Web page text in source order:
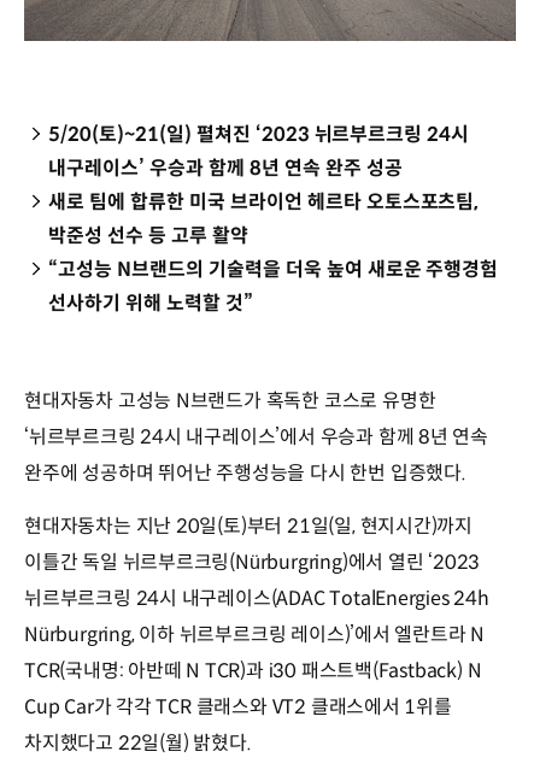
5/20(토)~21(일) 펼쳐진 ‘2023 뉘르부르크링 24시
내구레이스’ 우승과 함께 8년 연속 완주 성공
새로 팀에 합류한 미국 브라이언 헤르타 오토스포츠팀,
박준성 선수 등 고루 활약
“고성능 N브랜드의 기술력을 더욱 높여 새로운 주행경험
선사하기 위해 노력할 것”
현대자동차 고성능 N브랜드가 혹독한 코스로 유명한
‘뉘르부르크링 24시 내구레이스’에서 우승과 함께 8년 연속
완주에 성공하며 뛰어난 주행성능을 다시 한번 입증했다.
현대자동차는 지난 20일(토)부터 21일(일, 현지시간)까지
이틀간 독일 뉘르부르크링(Nürburgring)에서 열린 ‘2023
뉘르부르크링 24시 내구레이스(ADAC TotalEnergies 24h
Nürburgring, 이하 뉘르부르크링 레이스)’에서 엘란트라 N
TCR(국내명: 아반떼 N TCR)과 i30 패스트백(Fastback) N
Cup Car가 각각 TCR 클래스와 VT2 클래스에서 1위를
차지했다고 22일(월) 밝혔다.